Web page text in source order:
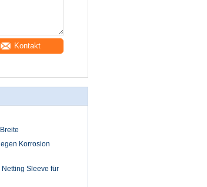
Kontakt
Korrosion
Sleeve für